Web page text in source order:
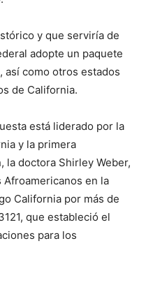
y que serviría de
adopte un paquete
así como otros estados
de California.
está liderado por la
y la primera
la doctora Shirley Weber,
en la
California por más de
que estableció el
para los